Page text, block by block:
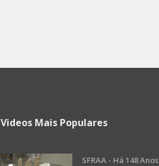
Videos Mais Populares
SFRAA - Há 148 Anos